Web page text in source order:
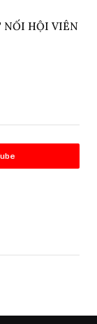
NỐI HỘI VIÊN